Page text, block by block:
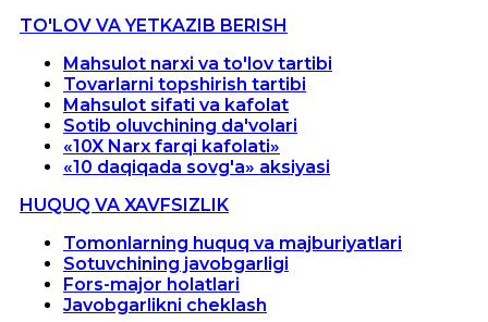
TO'LOV VA YETKAZIB BERISH
Mahsulot narxi va to'lov tartibi
Tovarlarni topshirish tartibi
Mahsulot sifati va kafolat
Sotib oluvchining da'volari
«10X Narx farqi kafolati»
«10 daqiqada sovg'a» aksiyasi
HUQUQ VA XAVFSIZLIK
Tomonlarning huquq va majburiyatlari
Sotuvchining javobgarligi
Fors-major holatlari
Javobgarlikni cheklash